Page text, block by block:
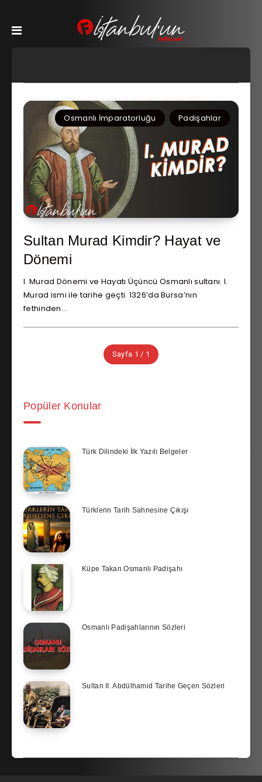
Osmanlı İmparatorluğu Padişahlar
Sultan Murad Kimdir? Hayat ve
Dönemi
I. Murad Dönemi ve Hayatı Üçüncü Osmanlı sultanı. I.
Murad ismi ile tarihe geçti. 1326’da Bursa’nın
fethinden…
Sayfa 1 / 1
Popüler Konular
Türk Dilindeki İlk Yazılı Belgeler
Türklerin Tarih Sahnesine Çıkışı
Küpe Takan Osmanlı Padişahı
Osmanlı Padişahlarının Sözleri
Sultan II. Abdülhamid Tarihe Geçen Sözleri